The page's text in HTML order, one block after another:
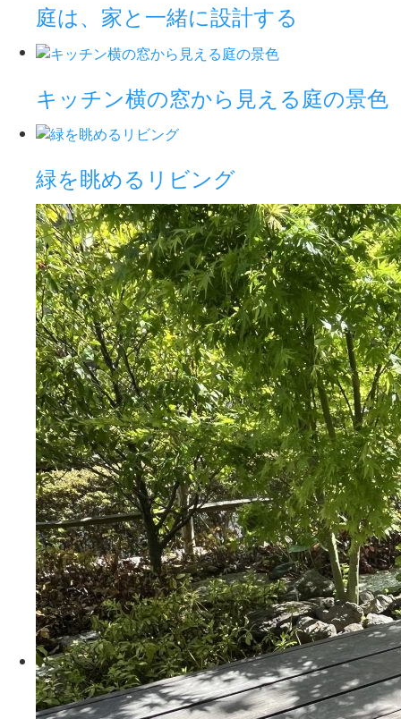
庭は、家と一緒に設計する
キッチン横の窓から見える庭の景色
緑を眺めるリビング